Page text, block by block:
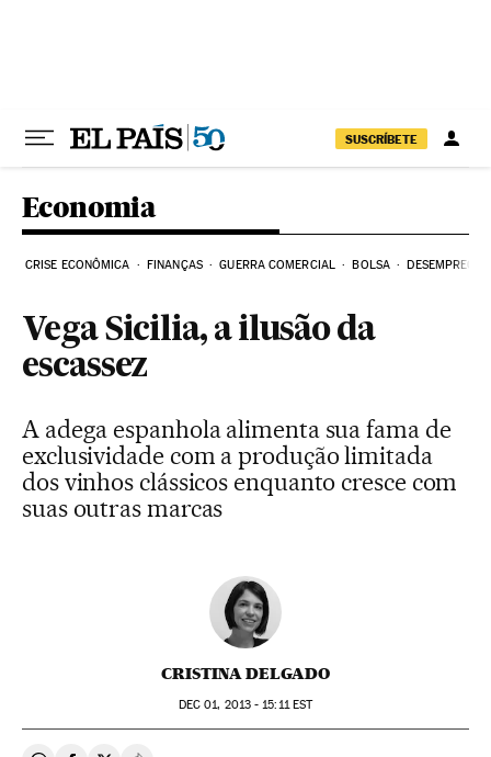
SUSCRÍBETE
Economia
CRISE ECONÔMICA FINANÇAS GUERRA COMERCIAL BOLSA DESEMPREGO
Vega Sicilia, a ilusão da
escassez
A adega espanhola alimenta sua fama de
exclusividade com a produção limitada
dos vinhos clássicos enquanto cresce com
suas outras marcas
CRISTINA DELGADO
DEC 01, 2013 - 15:11EST